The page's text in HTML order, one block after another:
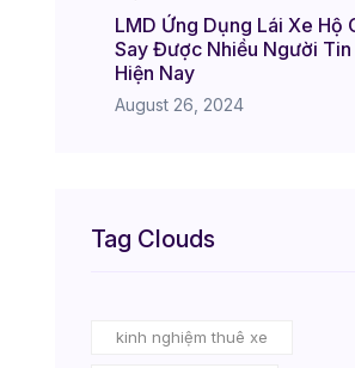
LMD Ứng Dụng Lái Xe Hộ
Say Được Nhiều Người Tin
Hiện Nay
August 26, 2024
Tag Clouds
kinh nghiệm thuê xe